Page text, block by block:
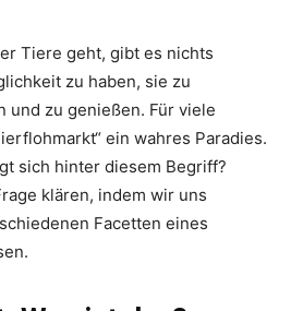
Tiere geht, gibt es nichts
zu haben, sie zu
und zu genießen. Für viele
ein wahres Paradies.
sich hinter diesem Begriff?
klären, indem wir uns
Facetten eines